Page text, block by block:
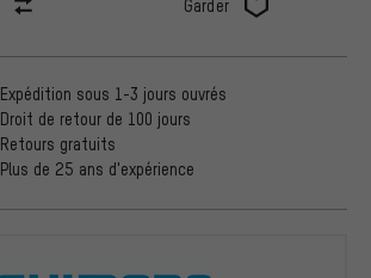
Garder
Expédition sous 1-3 jours ouvrés
Droit de retour de 100 jours
Retours gratuits
Plus de 25 ans d'expérience